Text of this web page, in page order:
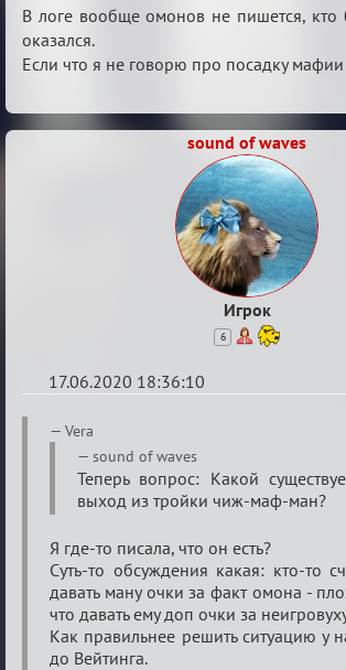
В логе вообще омонов не пишется,
оказался.
Если что я не говорю про посадку
sound of waves
Игрок
6
17.06.2020 18:36:10
Re:
Семейный
кубок
Vera
sound of waves
Теперь вопрос: Какой
выход из тройки чиж-маф-ман?
Я где-то писала, что он есть?
Суть-то обсуждения какая: кто-то
давать ману очки за факт омона -
что давать ему доп очки за
Как правильнее решить ситуацию у
до Вейтинга.